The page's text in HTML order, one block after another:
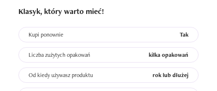
Klasyk, który warto mieć!
Kupi ponownie Tak
Liczba zużytych opakowań kilka opakowań
Od kiedy używasz produktu rok lub dłużej